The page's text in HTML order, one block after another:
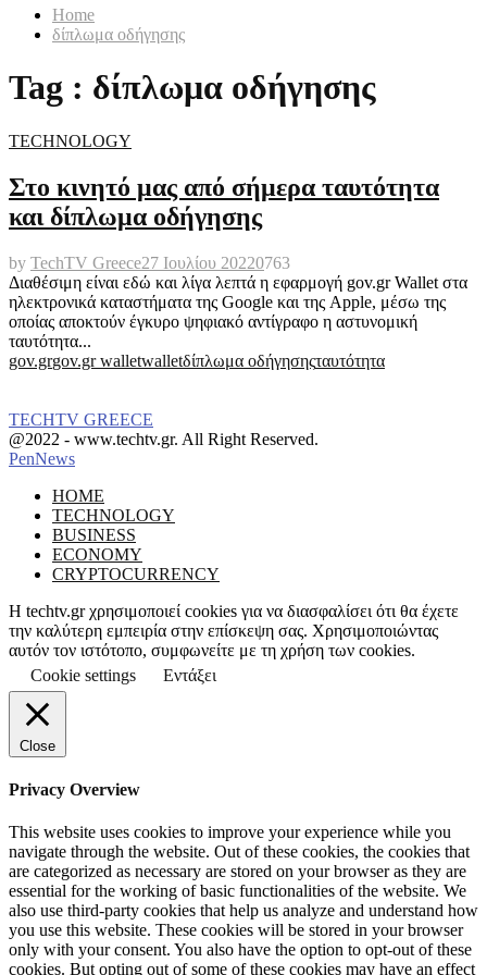
Home
δίπλωμα οδήγησης
Tag : δίπλωμα οδήγησης
TECHNOLOGY
Στο κινητό μας από σήμερα ταυτότητα
και δίπλωμα οδήγησης
by TechTV Greece27 Ιουλίου 20220763
Διαθέσιμη είναι εδώ και λίγα λεπτά η εφαρμογή gov.gr Wallet στα
ηλεκτρονικά καταστήματα της Google και της Apple, μέσω της
οποίας αποκτούν έγκυρο ψηφιακό αντίγραφο η αστυνομική
ταυτότητα...
gov.grgov.gr walletwalletδίπλωμα οδήγησηςταυτότητα
TECHTV GREECE
Facebook
Instagram
@2022 - www.techtv.gr. All Right Reserved.
PenNews
HOME
TECHNOLOGY
BUSINESS
ECONOMY
CRYPTOCURRENCY
Η techtv.gr χρησιμοποιεί cookies για να διασφαλίσει ότι θα έχετε
την καλύτερη εμπειρία στην επίσκεψη σας. Χρησιμοποιώντας
αυτόν τον ιστότοπο, συμφωνείτε με τη χρήση των cookies.
Cookie settings
Εντάξει
Close
Privacy Overview
This website uses cookies to improve your experience while you
navigate through the website. Out of these cookies, the cookies that
are categorized as necessary are stored on your browser as they are
essential for the working of basic functionalities of the website. We
also use third-party cookies that help us analyze and understand how
you use this website. These cookies will be stored in your browser
only with your consent. You also have the option to opt-out of these
cookies. But opting out of some of these cookies may have an effect